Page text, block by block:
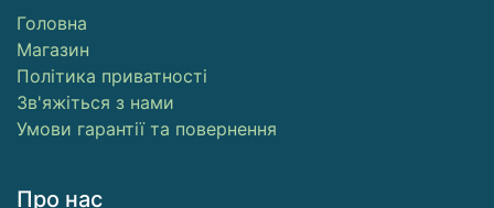
Головна
​Магазин ​
Політика приватності
Зв'яжіться з нами
Умови гарантії та повернення
Про нас